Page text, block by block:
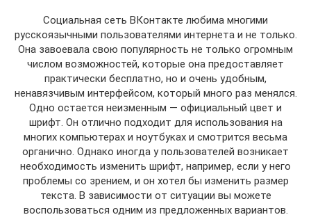
Социальная сеть ВКонтакте любима многими
русскоязычными пользователями интернета и не только.
Она завоевала свою популярность не только огромным
числом возможностей, которые она предоставляет
практически бесплатно, но и очень удобным,
ненавязчивым интерфейсом, который много раз менялся.
Одно остается неизменным — официальный цвет и
шрифт. Он отлично подходит для использования на
многих компьютерах и ноутбуках и смотрится весьма
органично. Однако иногда у пользователей возникает
необходимость изменить шрифт, например, если у него
проблемы со зрением, и он хотел бы изменить размер
текста. В зависимости от ситуации вы можете
воспользоваться одним из предложенных вариантов.